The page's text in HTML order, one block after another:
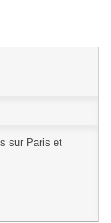
sur Paris et